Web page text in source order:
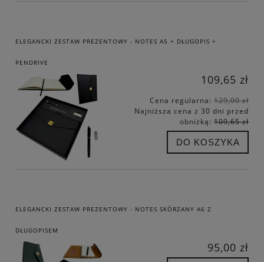
ELEGANCKI ZESTAW PREZENTOWY - NOTES A5 + DŁUGOPIS +
PENDRIVE
109,65 zł
Cena regularna: 129,00 zł
Najniższa cena z 30 dni przed
obniżką: 109,65 zł
DO KOSZYKA
ELEGANCKI ZESTAW PREZENTOWY - NOTES SKÓRZANY A6 Z
DŁUGOPISEM
95,00 zł